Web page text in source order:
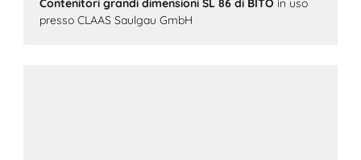
Contenitori grandi dimensioni SL 86 di BITO in uso
presso CLAAS Saulgau GmbH